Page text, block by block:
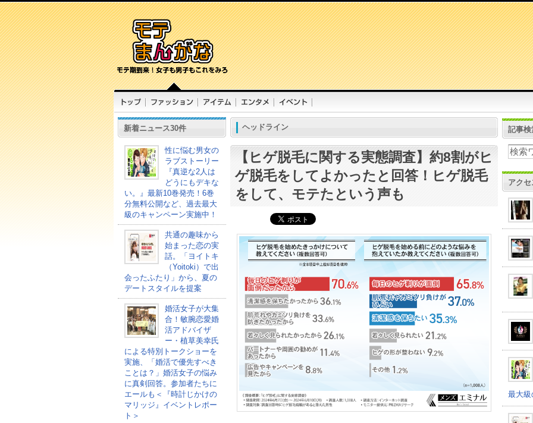
新着ニュース30件
性に悩む男女の
ラブストーリー
『真逆な2人は
どうにもデキな
い。』最新10巻発売！6巻
分無料公開など、過去最大
級のキャンペーン実施中！
共通の趣味から
始まった恋の実
話。「ヨイトキ
（Yoitoki）で出
会ったふたり」から、夏の
デートスタイルを提案
婚活女子が大集
合！敏腕恋愛婚
活アドバイザ
ー・植草美幸氏
による特別トークショーを
実施、「婚活で優先すべき
ことは？」婚活女子の悩み
に真剣回答。参加者たちに
エールも＜『時計じかけの
マリッジ』イベントレポー
ト＞
ヘッドライン
【ヒゲ脱毛に関する実態調査】約8割がヒ
ゲ脱毛をしてよかったと回答！ヒゲ脱毛
をして、モテたという声も
記事検
アク
最大級